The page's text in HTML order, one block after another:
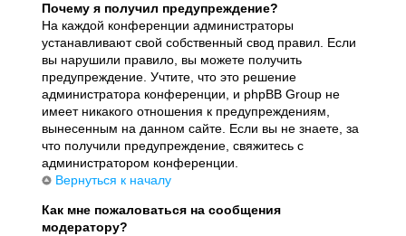
Почему я получил предупреждение?
На каждой конференции администраторы
устанавливают свой собственный свод правил. Если
вы нарушили правило, вы можете получить
предупреждение. Учтите, что это решение
администратора конференции, и phpBB Group не
имеет никакого отношения к предупреждениям,
вынесенным на данном сайте. Если вы не знаете, за
что получили предупреждение, свяжитесь с
администратором конференции.
Вернуться к началу
Как мне пожаловаться на сообщения
модератору?